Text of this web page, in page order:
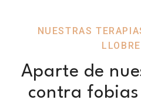
NUESTRAS
Aparte de
contra fobias